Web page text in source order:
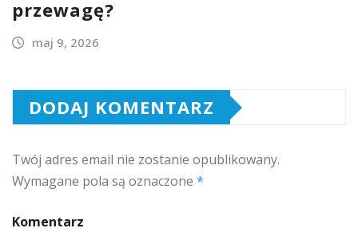
przewagę?
maj 9, 2026
DODAJ KOMENTARZ
Twój adres email nie zostanie opublikowany.
Wymagane pola są oznaczone *
Komentarz